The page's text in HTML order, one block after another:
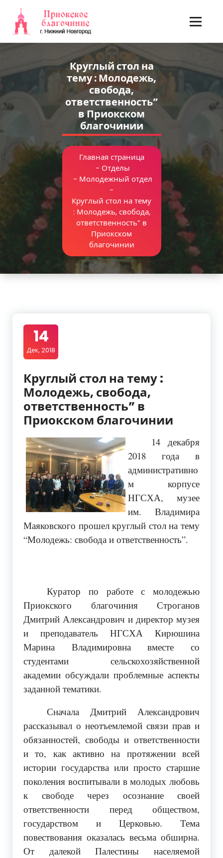
содержимому
Круглый стол на
тему : Молодежь,
свобода,
ответственность”
в Приокском
благочинии
Главная страница
- Отделы
- Молодежный отдел
-
Круглый стол на тему
: Молодежь, свобода,
ответственность” в
Приокском
благочинии
14
Дек, 2018
Круглый стол на тему :
Молодежь, свобода,
ответственность” в
Приокском благочинии
14 декабря
2018 года в
административно
м корпусе
НГСХА, музее
им. Владимира
Маяковского прошел круглый стол на тему
“Молодежь: свобода и ответственность”.
Куратор по работе с молодежью
Приокского благочиния Строганов
Дмитрий Александрович и директор музея
и преподаватель НГСХА Кирюшина
Марина Владимировна вместе со
студентами сельскохозяйственной
академии обсуждали проблемные аспекты
заданной тематики.
Сначала Дмитрий Александрович
рассказывал о неотъемлемой связи прав и
обязанностей, свободы и ответственности
и то, как активно на протяжении всей
истории государства или просто старшие
поколения воспитывали в молодых любовь
к свободе через осознание своей
ответственности перед обществом,
государством и Церковью. Тема
повествования оказалась весьма обширна.
От далекой Палестины населяемой